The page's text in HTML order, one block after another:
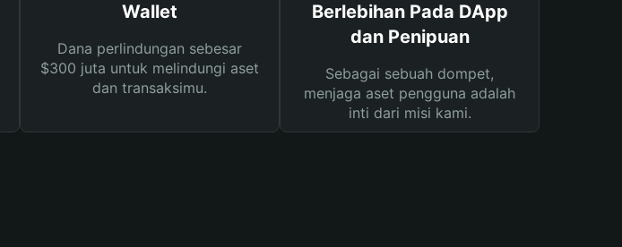
Wallet
Dana perlindungan sebesar
$300 juta untuk melindungi aset
dan transaksimu.
Berlebihan Pada DApp
dan Penipuan
Sebagai sebuah dompet,
menjaga aset pengguna adalah
inti dari misi kami.